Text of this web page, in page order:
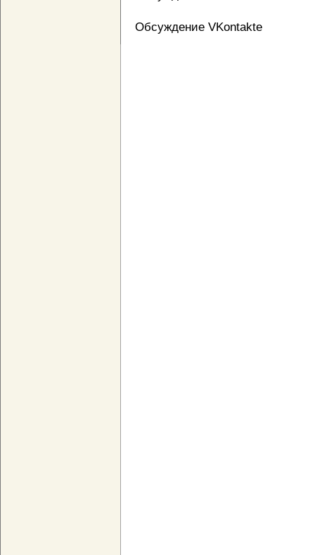
Обсуждение VKontakte